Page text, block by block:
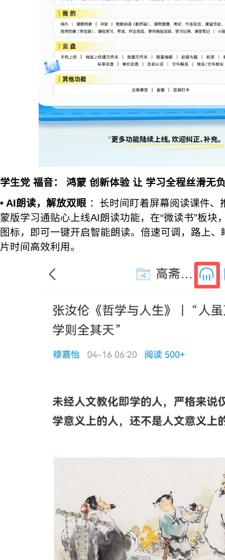
学生党 福音： 鸿蒙 创新体验 让 学习全程丝滑无
• AI朗读，解放双眼 ：长时间盯着屏幕阅读课件、
蒙版学习通贴心上线AI朗读功能，在“微读书”板块
图标，即可一键开启智能朗读。倍速可调，路上、
片时间高效利用。